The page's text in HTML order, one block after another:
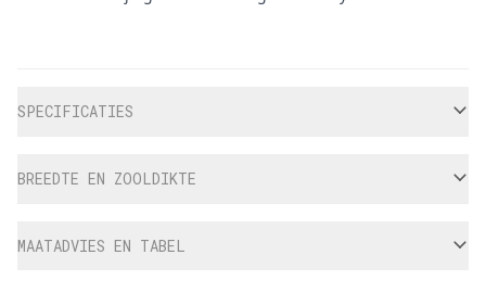
SPECIFICATIES
BREEDTE EN ZOOLDIKTE
MAATADVIES EN TABEL